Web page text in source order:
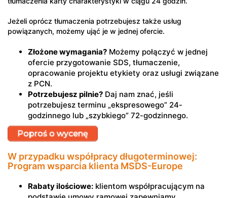
Jeżeli oprócz tłumaczenia potrzebujesz także usług
powiązanych, możemy ująć je w jednej ofercie.
Złożone wymagania? Możemy połączyć w jednej
ofercie przygotowanie SDS, tłumaczenie,
opracowanie projektu etykiety oraz usługi związane
z PCN.
Potrzebujesz pilnie? Daj nam znać, jeśli
potrzebujesz terminu „ekspresowego” 24-
godzinnego lub „szybkiego” 72-godzinnego.
Poproś o wycenę
W przypadku współpracy długoterminowej:
Program wsparcia klienta MSDS-Europe
Rabaty ilościowe: klientom współpracującym na